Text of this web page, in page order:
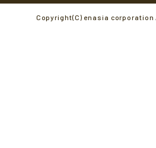
Copyright(C) enasia corporation